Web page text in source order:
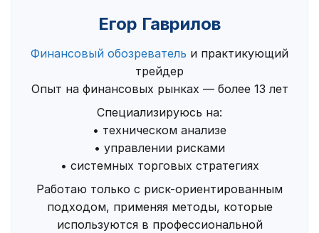
Егор Гаврилов
Финансовый обозреватель и практикующий
трейдер
Опыт на финансовых рынках — более 13 лет
Специализируюсь на:
• техническом анализе
• управлении рисками
• системных торговых стратегиях
Работаю только с риск-ориентированным
подходом, применяя методы, которые
используются в профессиональной